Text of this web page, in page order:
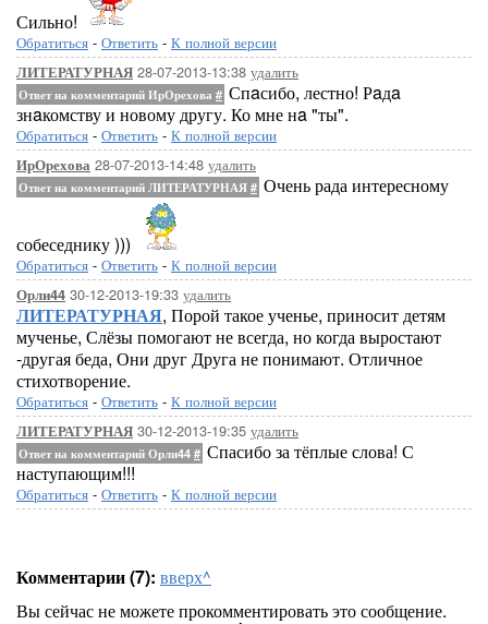
Сильно!
Обратиться - Ответить - К полной версии
ЛИТЕРАТУРНАЯ 28-07-2013-13:38 удалить
Ответ на комментарий ИрОрехова # Спaсибо, лестно! Рaдa
знaкомству и новому другу. Ко мне нa "ты".
Обратиться - Ответить - К полной версии
ИрОрехова 28-07-2013-14:48 удалить
Ответ на комментарий ЛИТЕРАТУРНАЯ # Очень рада интересному
собеседнику )))
Обратиться - Ответить - К полной версии
Орли44 30-12-2013-19:33 удалить
ЛИТЕРАТУРНАЯ, Порой такое ученье, приносит детям
мученье, Слёзы помогают не всегда, но когда выростают
-другая беда, Они друг Друга не понимают. Отличное
стихотворение.
Обратиться - Ответить - К полной версии
ЛИТЕРАТУРНАЯ 30-12-2013-19:35 удалить
Ответ на комментарий Орли44 # Спасибо за тёплые слова! С
наступающим!!!
Обратиться - Ответить - К полной версии
Комментарии (7): вверх^
Вы сейчас не можете прокомментировать это сообщение.